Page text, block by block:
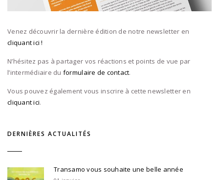
Venez découvrir la dernière édition de notre newsletter en
cliquant ici !
N’hésitez pas à partager vos réactions et points de vue par
l’intermédiaire du formulaire de contact.
Vous pouvez également vous inscrire à cette newsletter en
cliquant ici.
DERNIÈRES ACTUALITÉS
Transamo vous souhaite une belle année